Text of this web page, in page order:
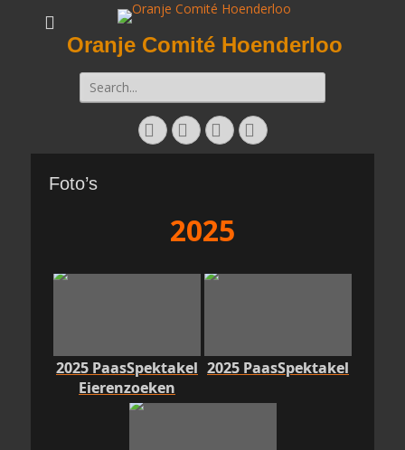
Oranje Comité Hoenderloo
Zoeken
naar:
Facebook
Twitter
E-
mail
Instagram
Foto’s
2025
2025 PaasSpektakel
Eierenzoeken
2025 PaasSpektakel